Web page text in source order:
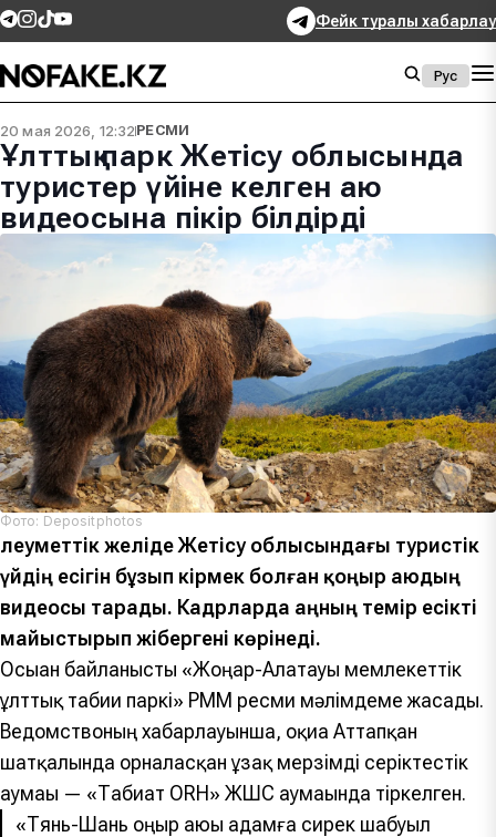
Фейк туралы хабарлау
Рус
20 мая 2026, 12:32РЕСМИ
Ұлттық парк Жетісу облысында
туристер үйіне келген аю
видеосына пікір білдірді
Фото: Depositphotos
Әлеуметтік желіде Жетісу облысындағы туристік
үйдің есігін бұзып кірмек болған қоңыр аюдың
видеосы тарады. Кадрларда аңның темір есікті
майыстырып жібергені көрінеді.
Осыған байланысты «Жоңғар-Алатауы мемлекеттік
ұлттық табиғи паркі» РММ ресми мәлімдеме жасады.
Ведомствоның хабарлауынша, оқиға Аттапқан
шатқалында орналасқан ұзақ мерзімді серіктестік
аумағы — «Табиғат ORH» ЖШС аумағында тіркелген.
«Тянь-Шань қоңыр аюы адамға сирек шабуыл